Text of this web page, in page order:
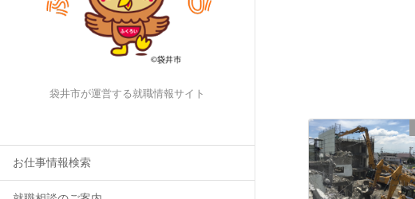
袋井市が運営する就職情報サイト
お仕事情報検索